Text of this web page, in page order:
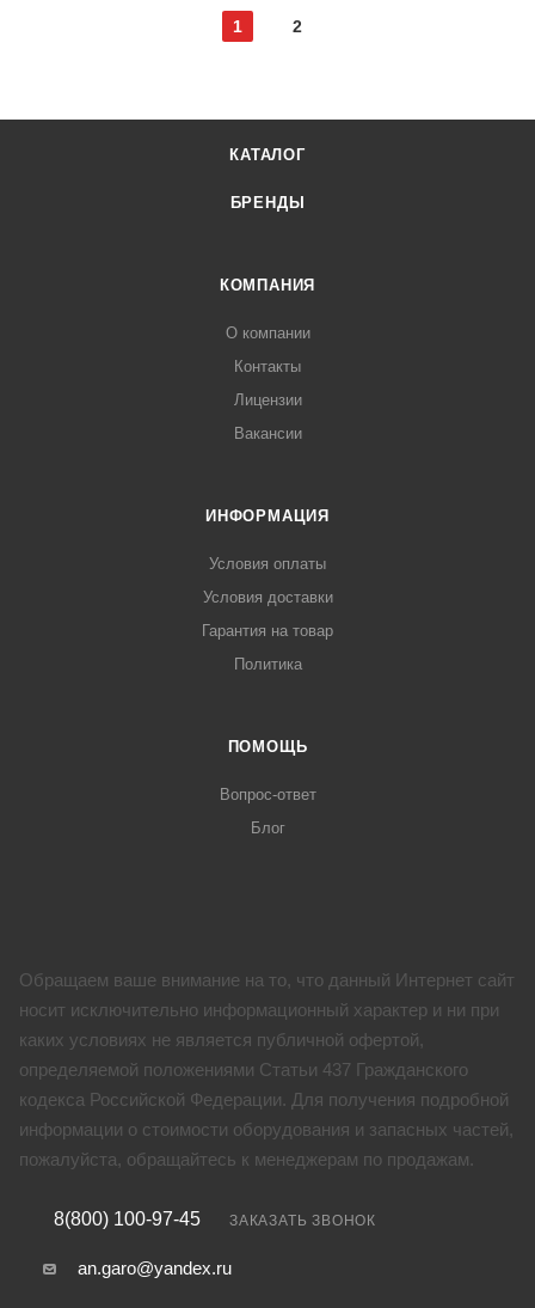
1 2
КАТАЛОГ
БРЕНДЫ
КОМПАНИЯ
О компании
Контакты
Лицензии
Вакансии
ИНФОРМАЦИЯ
Условия оплаты
Условия доставки
Гарантия на товар
Политика
ПОМОЩЬ
Вопрос-ответ
Блог
Обращаем ваше внимание на то, что данный Интернет сайт
носит исключительно информационный характер и ни при
каких условиях не является публичной офертой,
определяемой положениями Статьи 437 Гражданского
кодекса Российской Федерации. Для получения подробной
информации о стоимости оборудования и запасных частей,
пожалуйста, обращайтесь к менеджерам по продажам.
8(800) 100-97-45 ЗАКАЗАТЬ ЗВОНОК
an.garo@yandex.ru